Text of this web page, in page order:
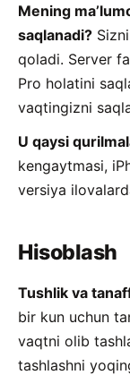
Mening
saqlanadi?
qoladi. Server
Pro holatini
vaqtingizni
U qaysi
kengaytmasi,
versiya
Hisoblash
Tushlik va
bir kun uchun
vaqtni olib
tashlashni